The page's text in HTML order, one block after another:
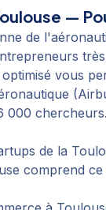
—
de
vous
000
de la
comprend